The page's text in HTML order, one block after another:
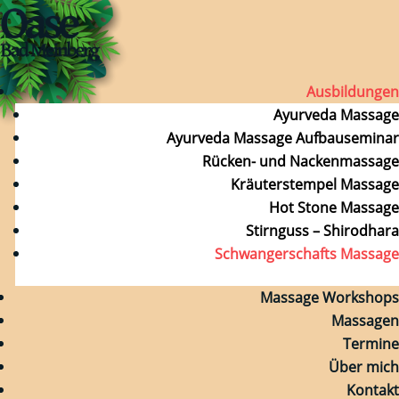
Ausbildungen
Ayurveda Massage
Ayurveda Massage Aufbauseminar
Rücken- und Nackenmassage
Kräuterstempel Massage
Hot Stone Massage
Stirnguss – Shirodhara
Schwangerschafts Massage
Massage Workshops
Massagen
Termine
Über mich
Kontakt